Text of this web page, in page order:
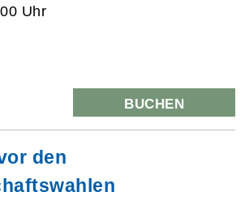
Uhr
BUCHEN
den